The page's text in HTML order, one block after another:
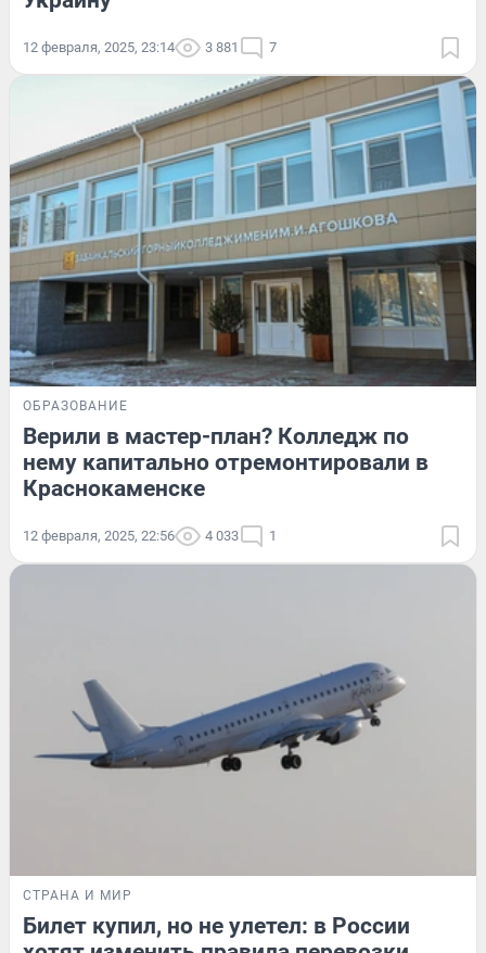
12 февраля, 2025, 23:14 3 881 7
ОБРАЗОВАНИЕ
Верили в мастер-план? Колледж по
нему капитально отремонтировали в
Краснокаменске
12 февраля, 2025, 22:56 4 033 1
СТРАНА И МИР
Билет купил, но не улетел: в России